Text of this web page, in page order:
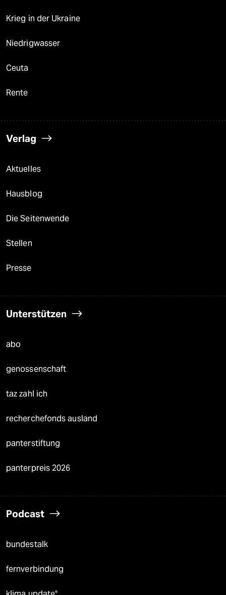
Krieg in der Ukraine
Niedrigwasser
Ceuta
Rente
Verlag
Aktuelles
Hausblog
Die Seitenwende
Stellen
Presse
Unterstützen
abo
genossenschaft
taz zahl ich
recherchefonds ausland
panterstiftung
panterpreis 2026
Podcast
bundestalk
fernverbindung